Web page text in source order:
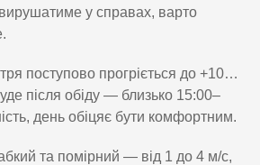
у справах, варто
поступово прогріється до +10…
після обіду — близько 15:00–
день обіцяє бути комфортним.
та помірний — від 1 до 4 м/с,